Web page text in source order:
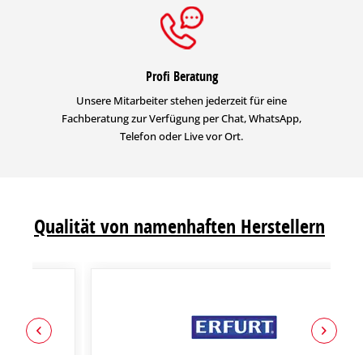
Profi Beratung
Unsere Mitarbeiter stehen jederzeit für eine
Fachberatung zur Verfügung per Chat, WhatsApp,
Telefon oder Live vor Ort.
Qualität von namenhaften Herstellern